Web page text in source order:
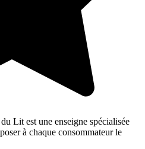
Lit est une enseigne spécialisée
à chaque consommateur le